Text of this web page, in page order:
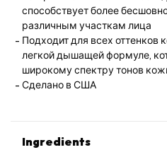
способствует более
различным участкам лица
Подходит для всех оттенков
легкой дышащей формуле,
широкому спектру тонов
Сделано в США
Ingredients